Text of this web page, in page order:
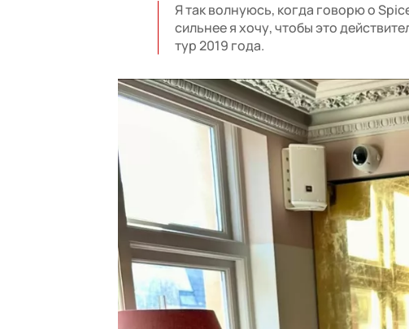
Я так волнуюсь, когда говорю о
сильнее я хочу, чтобы это
тур 2019 года.